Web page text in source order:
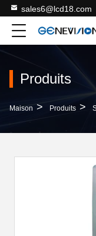
sales6@lcd18.com
Produits
Maison > Produits >